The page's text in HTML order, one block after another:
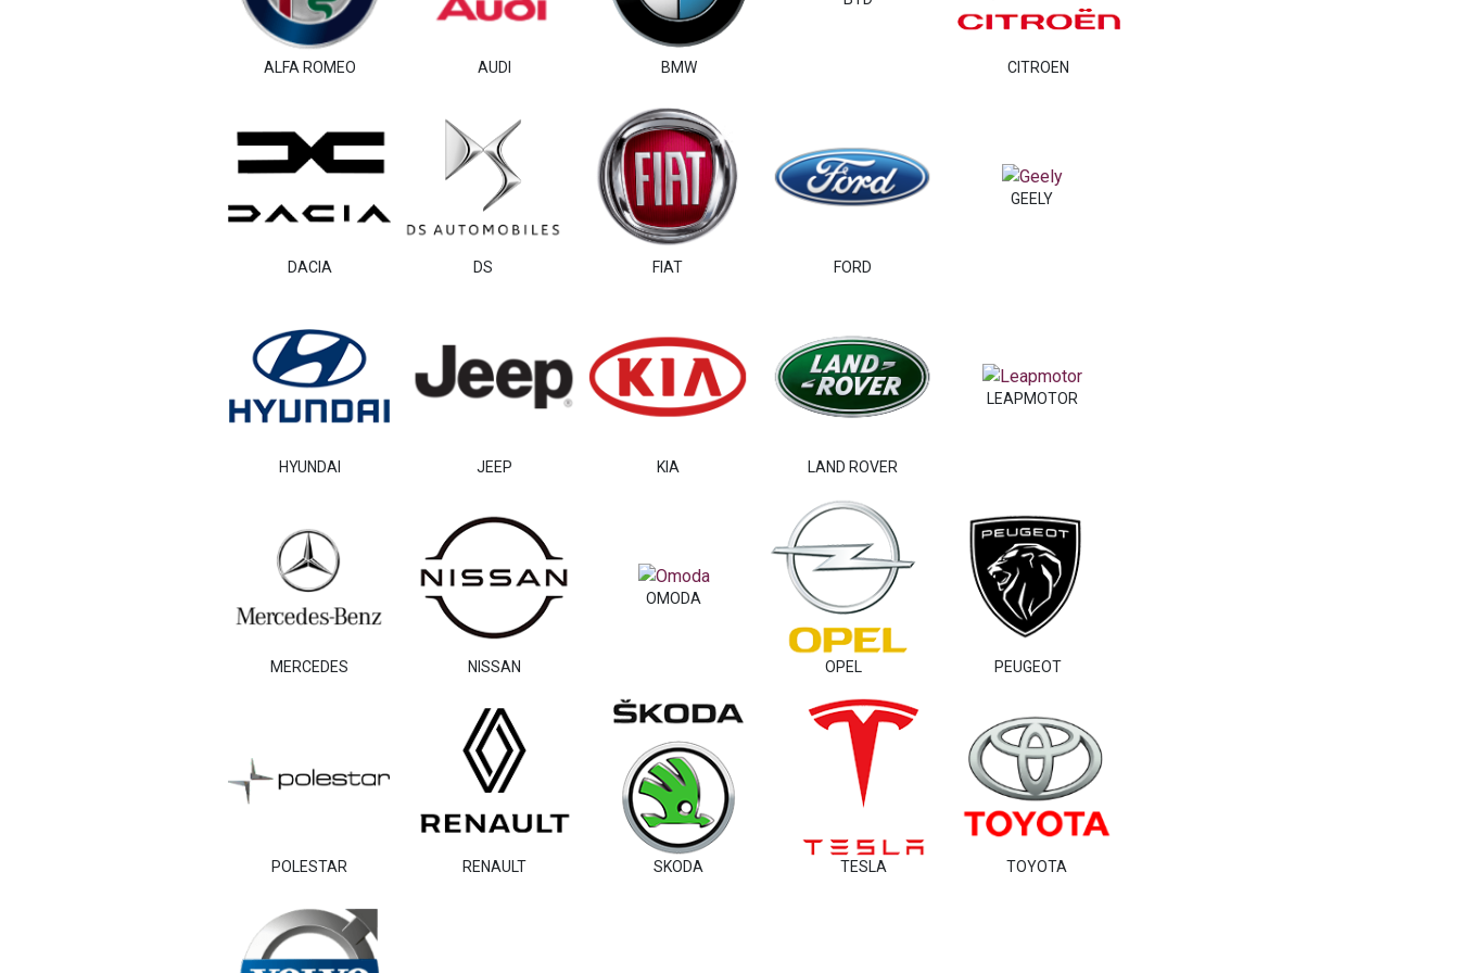
ALFA ROMEO AUDI BMW CITROEN
DACIA DS FIAT FORD
GEELY
HYUNDAI JEEP KIA LAND ROVER
LEAPMOTOR
MERCEDES NISSAN
OMODA
OPEL PEUGEOT
POLESTAR RENAULT SKODA TESLA TOYOTA